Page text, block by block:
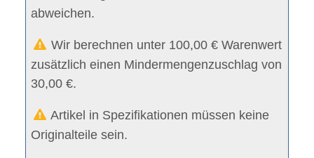
abweichen.
Wir berechnen unter 100,00 € Warenwert
zusätzlich einen Mindermengenzuschlag von
30,00 €.
Artikel in Spezifikationen müssen keine
Originalteile sein.